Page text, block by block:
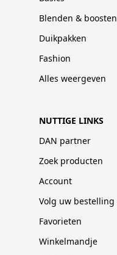
Blenden & boosten
Duikpakken
Fashion
Alles weergeven
NUTTIGE LINKS
DAN partner
Zoek producten
Account
Volg uw bestelling
Favorieten
Winkelmandje